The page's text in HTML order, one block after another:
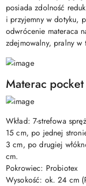
posiada zdolność
i przyjemny w dotyku,
odwrócenie materaca
zdejmowalny, pralny w
Materac
Wkład: 7-strefowa
15 cm, po jednej
3 cm, po drugiej
cm.
Pokrowiec: Probiotex
Wysokość: ok. 24 cm